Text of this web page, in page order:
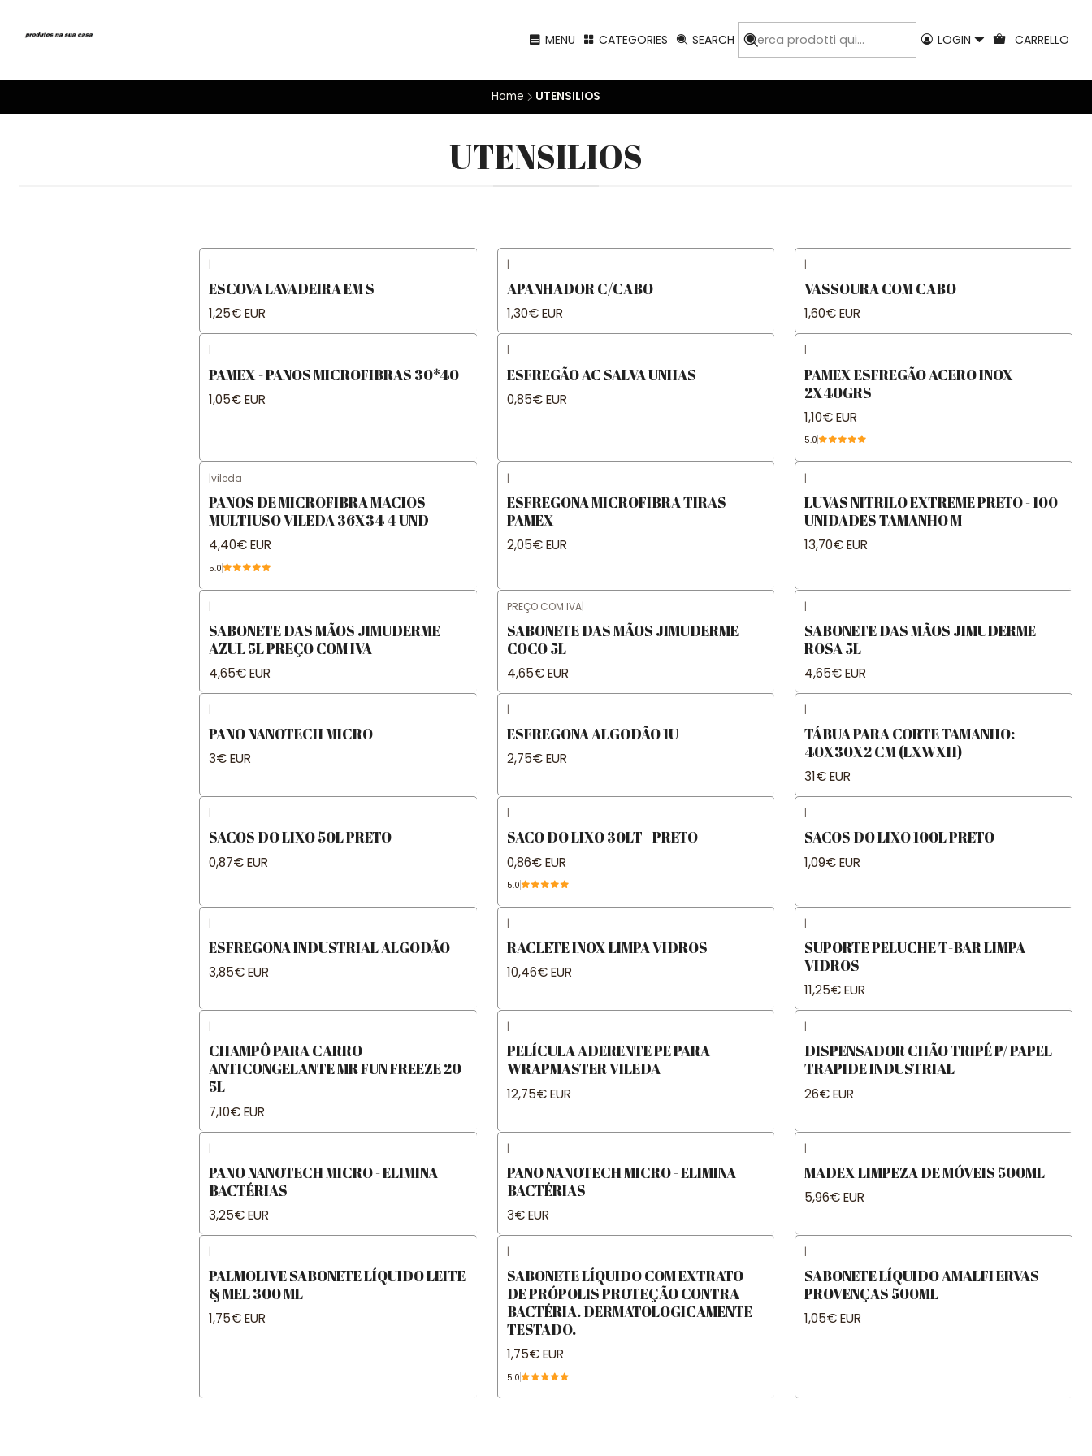
MENU CATEGORIES SEARCH LOGIN CARRELLO
Home UTENSILIOS
UTENSILIOS
|
ESCOVA LAVADEIRA EM S
1,25€ EUR
|
APANHADOR C/CABO
1,30€ EUR
|
VASSOURA COM CABO
1,60€ EUR
|
PAMEX - PANOS MICROFIBRAS 30*40
1,05€ EUR
|
ESFREGÃO AC SALVA UNHAS
0,85€ EUR
|
PAMEX ESFREGÃO ACERO INOX
2X40GRS
1,10€ EUR
5.0
|vileda
PANOS DE MICROFIBRA MACIOS
MULTIUSO VILEDA 36X34 4 UND
4,40€ EUR
5.0
|
ESFREGONA MICROFIBRA TIRAS
PAMEX
2,05€ EUR
|
LUVAS NITRILO EXTREME PRETO - 100
UNIDADES TAMANHO M
13,70€ EUR
|
SABONETE DAS MÃOS JIMUDERME
AZUL 5L PREÇO COM IVA
4,65€ EUR
PREÇO COM IVA|
SABONETE DAS MÃOS JIMUDERME
COCO 5L
4,65€ EUR
|
SABONETE DAS MÃOS JIMUDERME
ROSA 5L
4,65€ EUR
|
PANO NANOTECH MICRO
3€ EUR
|
ESFREGONA ALGODÃO 1U
2,75€ EUR
|
TÁBUA PARA CORTE TAMANHO:
40X30X2 CM (LXWXH)
31€ EUR
|
SACOS DO LIXO 50L PRETO
0,87€ EUR
|
SACO DO LIXO 30LT - PRETO
0,86€ EUR
5.0
|
SACOS DO LIXO 100L PRETO
1,09€ EUR
|
ESFREGONA INDUSTRIAL ALGODÃO
3,85€ EUR
|
RACLETE INOX LIMPA VIDROS
10,46€ EUR
|
SUPORTE PELUCHE T-BAR LIMPA
VIDROS
11,25€ EUR
|
CHAMPÔ PARA CARRO
ANTICONGELANTE MR FUN FREEZE 20
5L
7,10€ EUR
|
PELÍCULA ADERENTE PE PARA
WRAPMASTER VILEDA
12,75€ EUR
|
DISPENSADOR CHÃO TRIPÉ P/ PAPEL
TRAPIDE INDUSTRIAL
26€ EUR
|
PANO NANOTECH MICRO - ELIMINA
BACTÉRIAS
3,25€ EUR
|
PANO NANOTECH MICRO - ELIMINA
BACTÉRIAS
3€ EUR
|
MADEX LIMPEZA DE MÓVEIS 500ML
5,96€ EUR
|
PALMOLIVE SABONETE LÍQUIDO LEITE
& MEL 300 ML
1,75€ EUR
|
SABONETE LÍQUIDO COM EXTRATO
DE PRÓPOLIS PROTEÇÃO CONTRA
BACTÉRIA. DERMATOLOGICAMENTE
TESTADO.
1,75€ EUR
5.0
|
SABONETE LÍQUIDO AMALFI ERVAS
PROVENÇAS 500ML
1,05€ EUR